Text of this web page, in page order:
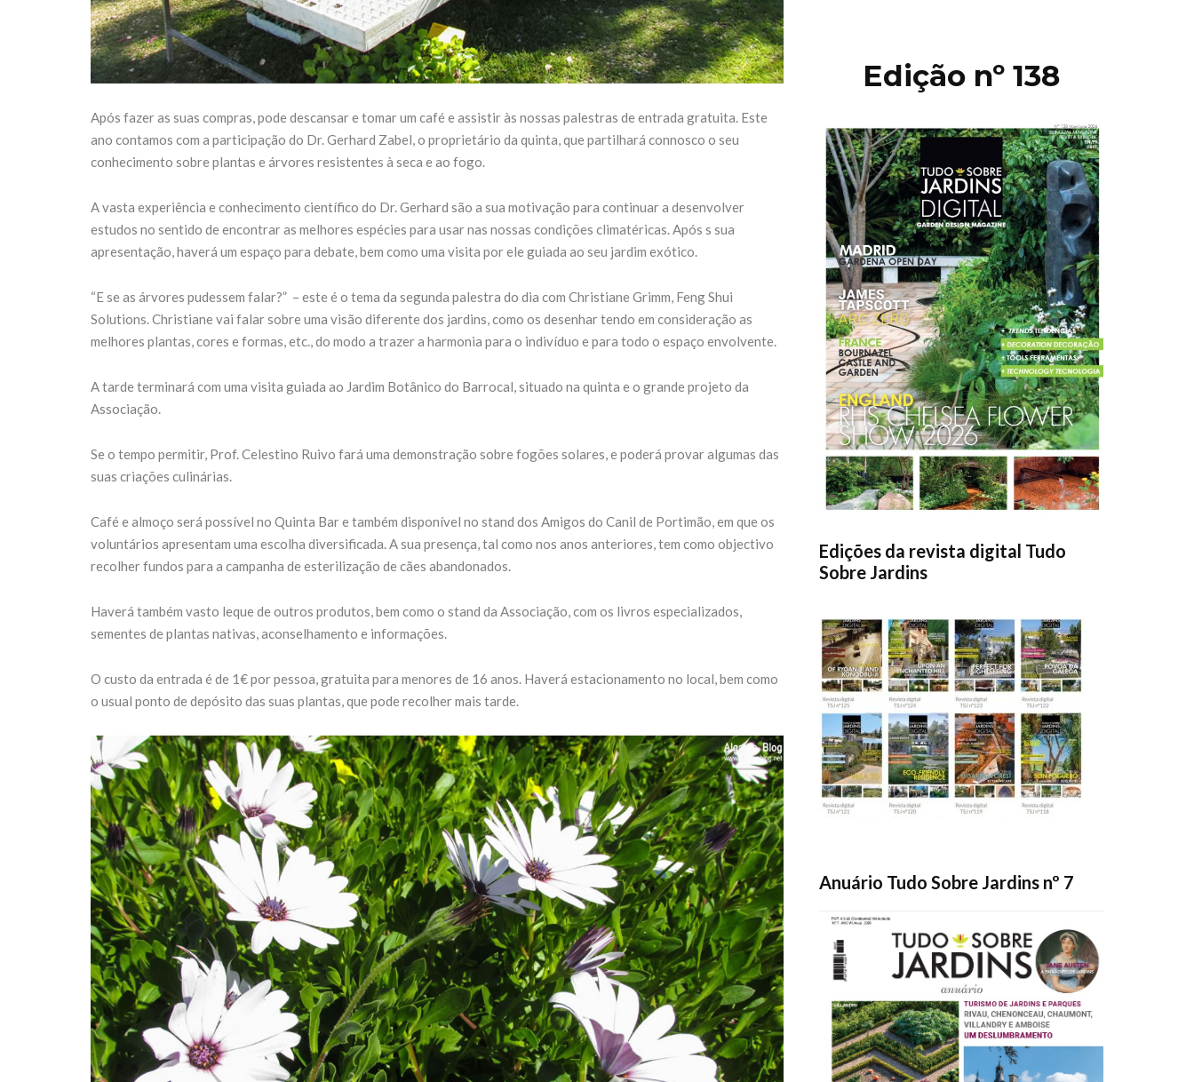
Após fazer as suas compras, pode descansar e tomar um café e assistir às nossas palestras de entrada gratuita. Este
ano contamos com a participação do Dr. Gerhard Zabel, o proprietário da quinta, que partilhará connosco o seu
conhecimento sobre plantas e árvores resistentes à seca e ao fogo.
A vasta experiência e conhecimento científico do Dr. Gerhard são a sua motivação para continuar a desenvolver
estudos no sentido de encontrar as melhores espécies para usar nas nossas condições climatéricas. Após s sua
apresentação, haverá um espaço para debate, bem como uma visita por ele guiada ao seu jardim exótico.
“E se as árvores pudessem falar?” – este é o tema da segunda palestra do dia com Christiane Grimm, Feng Shui
Solutions. Christiane vai falar sobre uma visão diferente dos jardins, como os desenhar tendo em consideração as
melhores plantas, cores e formas, etc., do modo a trazer a harmonia para o indivíduo e para todo o espaço envolvente.
A tarde terminará com uma visita guiada ao Jardim Botânico do Barrocal, situado na quinta e o grande projeto da
Associação.
Se o tempo permitir, Prof. Celestino Ruivo fará uma demonstração sobre fogões solares, e poderá provar algumas das
suas criações culinárias.
Café e almoço será possível no Quinta Bar e também disponível no stand dos Amigos do Canil de Portimão, em que os
voluntários apresentam uma escolha diversificada. A sua presença, tal como nos anos anteriores, tem como objectivo
recolher fundos para a campanha de esterilização de cães abandonados.
Haverá também vasto leque de outros produtos, bem como o stand da Associação, com os livros especializados,
sementes de plantas nativas, aconselhamento e informações.
O custo da entrada é de 1€ por pessoa, gratuita para menores de 16 anos. Haverá estacionamento no local, bem como
o usual ponto de depósito das suas plantas, que pode recolher mais tarde.
Edição nº 138
Edições da revista digital Tudo
Sobre Jardins
Anuário Tudo Sobre Jardins nº 7